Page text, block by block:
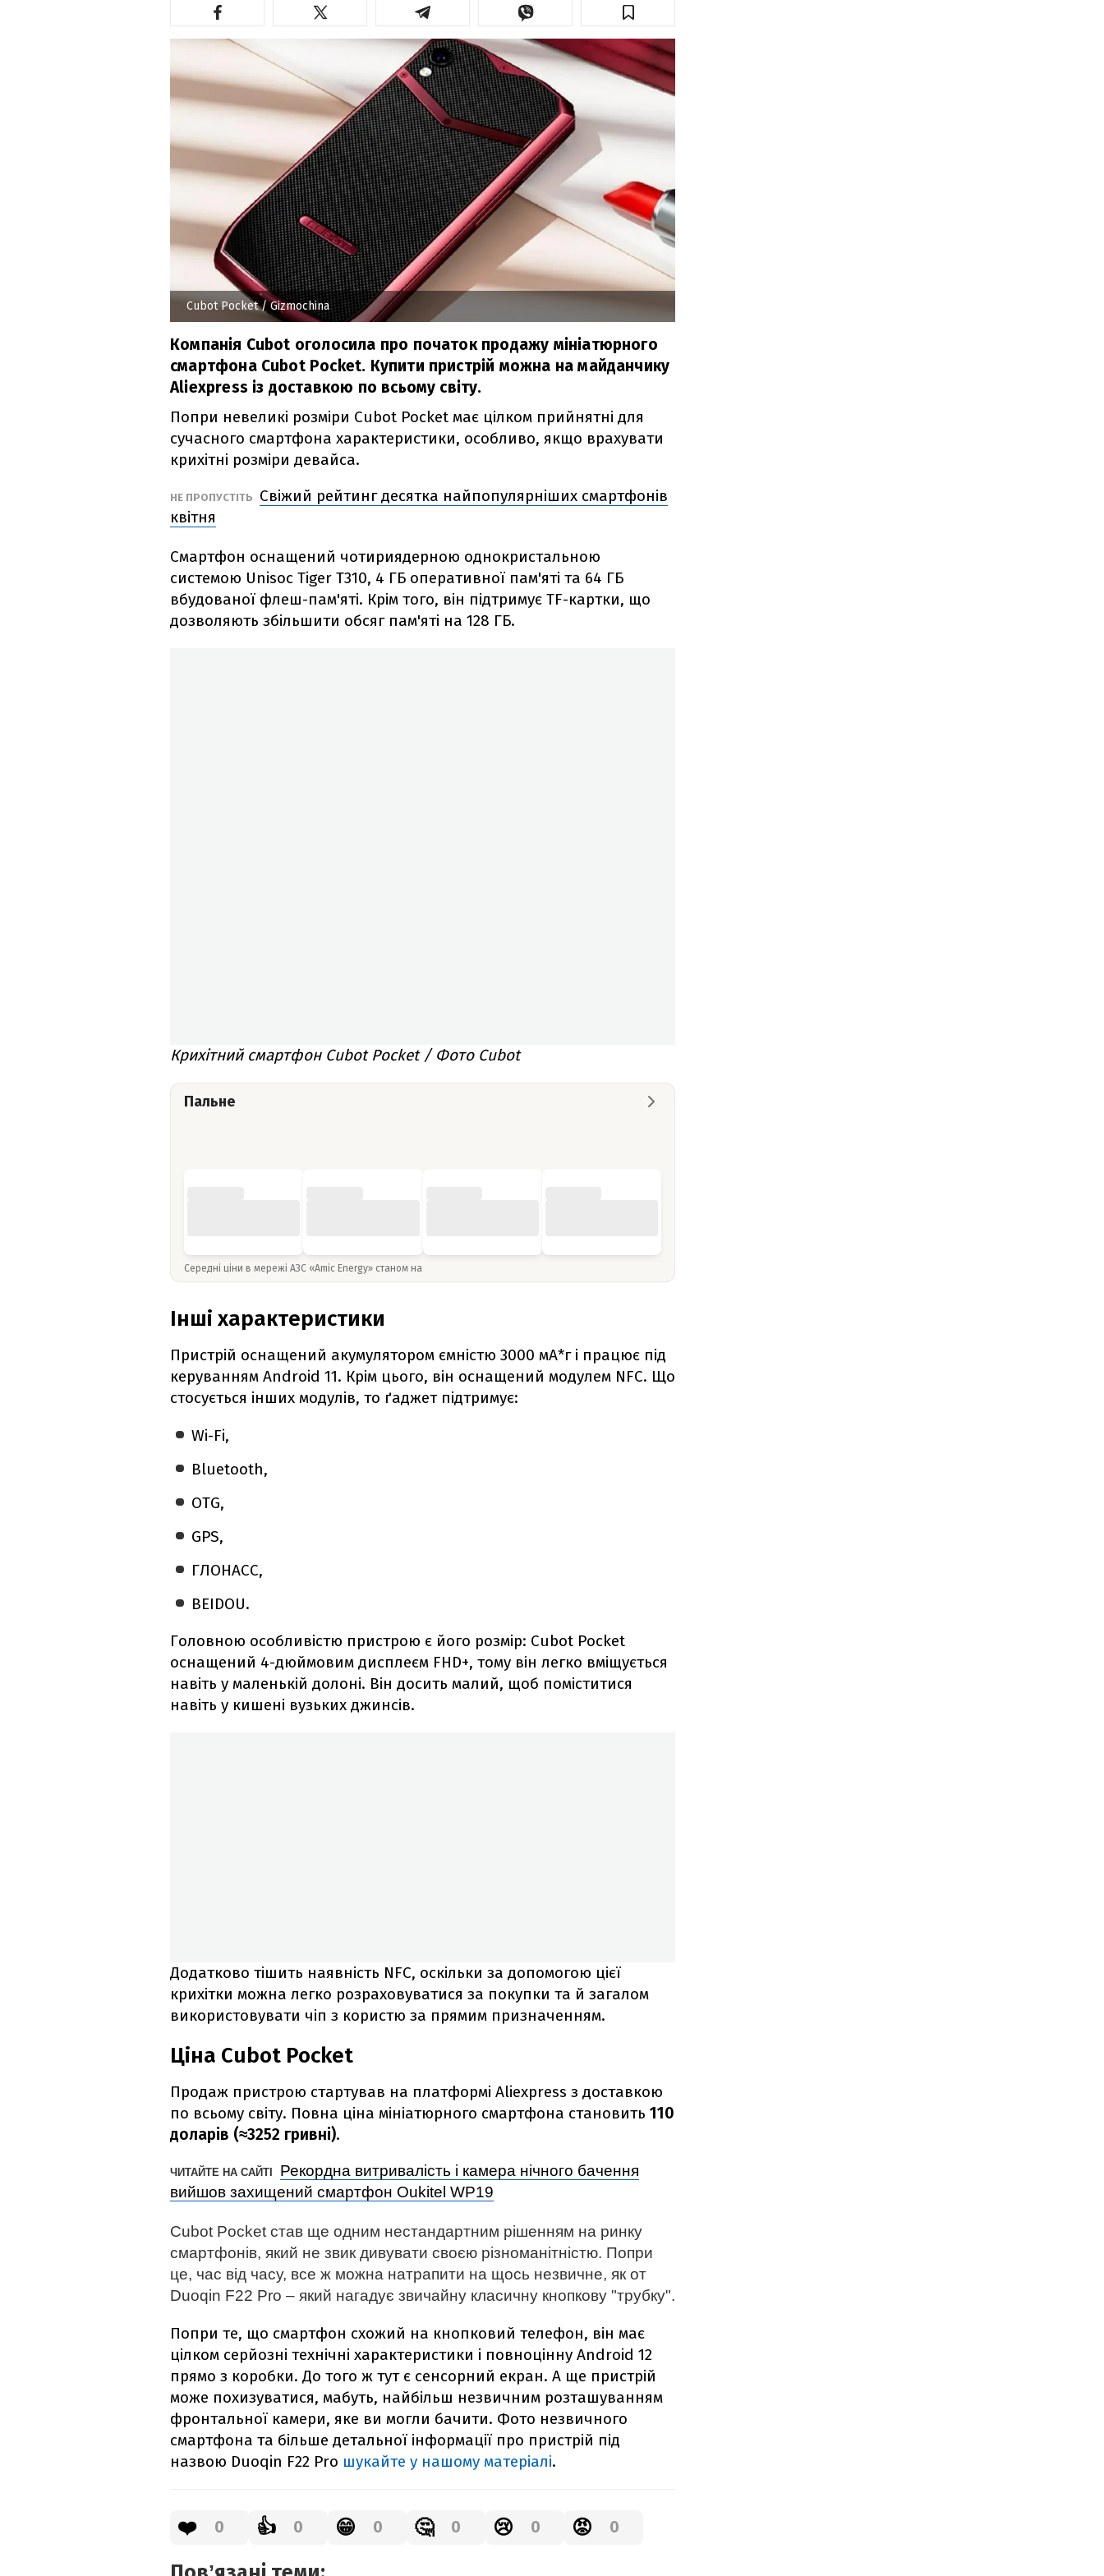
Cubot Pocket/ Gizmochina
Компанія Cubot оголосила про початок продажу мініатюрного
смартфона Cubot Pocket. Купити пристрій можна на майданчику
Aliexpress із доставкою по всьому світу.
Попри невеликі розміри Cubot Pocket має цілком прийнятні для
сучасного смартфона характеристики, особливо, якщо врахувати
крихітні розміри девайса.
НЕ ПРОПУСТІТЬ
Свіжий рейтинг десятка найпопулярніших смартфонів
квітня
Смартфон оснащений чотириядерною однокристальною
системою Unisoc Tiger T310, 4 ГБ оперативної пам'яті та 64 ГБ
вбудованої флеш-пам'яті. Крім того, він підтримує TF-картки, що
дозволяють збільшити обсяг пам'яті на 128 ГБ.
Крихітний смартфон Cubot Pocket / Фото Cubot
Пальне
Середні ціни в мережі АЗС «Amic Energy» станом на
Інші характеристики
Пристрій оснащений акумулятором ємністю 3000 мА*г і працює під
керуванням Android 11. Крім цього, він оснащений модулем NFC. Що
стосується інших модулів, то ґаджет підтримує:
Wi-Fi,
Bluetooth,
OTG,
GPS,
ГЛОНАСС,
BEIDOU.
Головною особливістю пристрою є його розмір: Cubot Pocket
оснащений 4-дюймовим дисплеєм FHD+, тому він легко вміщується
навіть у маленькій долоні. Він досить малий, щоб поміститися
навіть у кишені вузьких джинсів.
Додатково тішить наявність NFC, оскільки за допомогою цієї
крихітки можна легко розраховуватися за покупки та й загалом
використовувати чіп з користю за прямим призначенням.
Ціна Cubot Pocket
Продаж пристрою стартував на платформі Aliexpress з доставкою
по всьому світу. Повна ціна мініатюрного смартфона становить 110
доларів (≈3252 гривні).
ЧИТАЙТЕ НА САЙТІ
Рекордна витривалість і камера нічного бачення
вийшов захищений смартфон Oukitel WP19
Cubot Pocket став ще одним нестандартним рішенням на ринку
смартфонів, який не звик дивувати своєю різноманітністю. Попри
це, час від часу, все ж можна натрапити на щось незвичне, як от
Duoqin F22 Pro – який нагадує звичайну класичну кнопкову "трубку".
Попри те, що смартфон схожий на кнопковий телефон, він має
цілком серйозні технічні характеристики і повноцінну Android 12
прямо з коробки. До того ж тут є сенсорний екран. А ще пристрій
може похизуватися, мабуть, найбільш незвичним розташуванням
фронтальної камери, яке ви могли бачити. Фото незвичного
смартфона та більше детальної інформації про пристрій під
назвою Duoqin F22 Pro шукайте у нашому матеріалі.
❤️ 0 👍 0 😁 0 🤔 0 😢 0 😡 0